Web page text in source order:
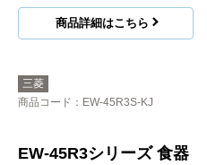
商品詳細はこちら
パナソニック
商品コード ：NP-45MC6T-KJ